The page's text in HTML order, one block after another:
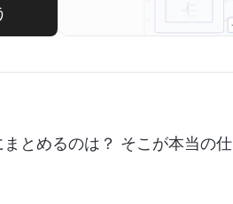
とめるのは？ そこが本当の仕